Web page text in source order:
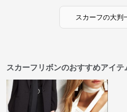
スカーフの大判
スカーフリボンのおすすめアイテ